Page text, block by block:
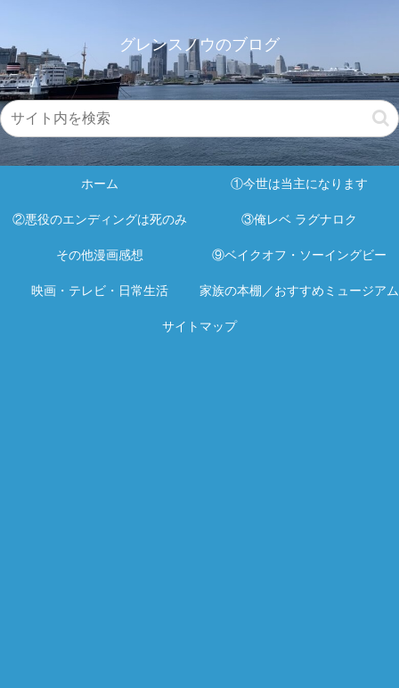
グレンスノウのブログ
ホーム ①今世は当主になります
②悪役のエンディングは死のみ ③俺レベ ラグナロク
その他漫画感想 ⑨ベイクオフ・ソーイングビー
映画・テレビ・日常生活 家族の本棚／おすすめミュージアム
サイトマップ